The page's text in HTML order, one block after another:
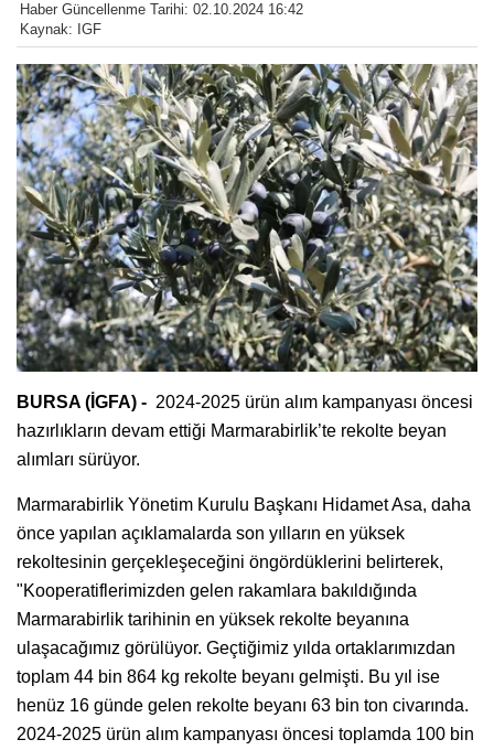
Haber Güncellenme Tarihi: 02.10.2024 16:42
Kaynak: IGF
BURSA (İGFA) - 2024-2025 ürün alım kampanyası öncesi
hazırlıkların devam ettiği Marmarabirlik’te rekolte beyan
alımları sürüyor.
Marmarabirlik Yönetim Kurulu Başkanı Hidamet Asa, daha
önce yapılan açıklamalarda son yılların en yüksek
rekoltesinin gerçekleşeceğini öngördüklerini belirterek,
"Kooperatiflerimizden gelen rakamlara bakıldığında
Marmarabirlik tarihinin en yüksek rekolte beyanına
ulaşacağımız görülüyor. Geçtiğimiz yılda ortaklarımızdan
toplam 44 bin 864 kg rekolte beyanı gelmişti. Bu yıl ise
henüz 16 günde gelen rekolte beyanı 63 bin ton civarında.
2024-2025 ürün alım kampanyası öncesi toplamda 100 bin